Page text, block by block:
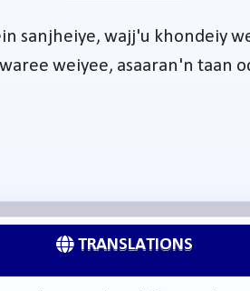
sanjheiye, wajj'u khondeiy
weiyee, asaaran'n taan
TRANSLATIONS